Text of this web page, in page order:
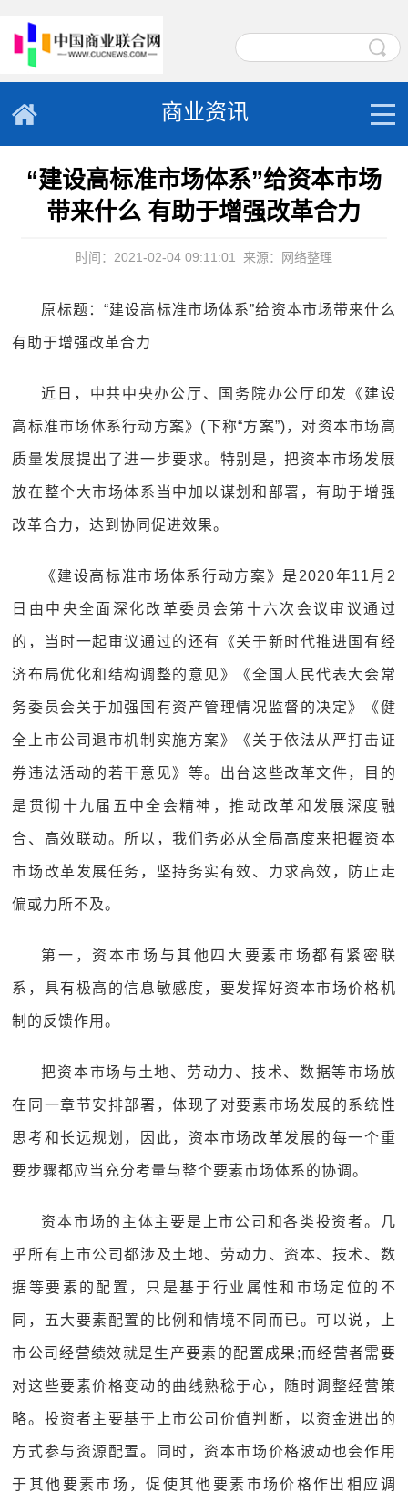
商业资讯
“建设高标准市场体系”给资本市场
带来什么 有助于增强改革合力
时间：2021-02-04 09:11:01 来源：网络整理
原标题：“建设高标准市场体系”给资本市场带来什么
有助于增强改革合力
近日，中共中央办公厅、国务院办公厅印发《建设
高标准市场体系行动方案》(下称“方案”)，对资本市场高
质量发展提出了进一步要求。特别是，把资本市场发展
放在整个大市场体系当中加以谋划和部署，有助于增强
改革合力，达到协同促进效果。
《建设高标准市场体系行动方案》是2020年11月2
日由中央全面深化改革委员会第十六次会议审议通过
的，当时一起审议通过的还有《关于新时代推进国有经
济布局优化和结构调整的意见》《全国人民代表大会常
务委员会关于加强国有资产管理情况监督的决定》《健
全上市公司退市机制实施方案》《关于依法从严打击证
券违法活动的若干意见》等。出台这些改革文件，目的
是贯彻十九届五中全会精神，推动改革和发展深度融
合、高效联动。所以，我们务必从全局高度来把握资本
市场改革发展任务，坚持务实有效、力求高效，防止走
偏或力所不及。
第一，资本市场与其他四大要素市场都有紧密联
系，具有极高的信息敏感度，要发挥好资本市场价格机
制的反馈作用。
把资本市场与土地、劳动力、技术、数据等市场放
在同一章节安排部署，体现了对要素市场发展的系统性
思考和长远规划，因此，资本市场改革发展的每一个重
要步骤都应当充分考量与整个要素市场体系的协调。
资本市场的主体主要是上市公司和各类投资者。几
乎所有上市公司都涉及土地、劳动力、资本、技术、数
据等要素的配置，只是基于行业属性和市场定位的不
同，五大要素配置的比例和情境不同而已。可以说，上
市公司经营绩效就是生产要素的配置成果;而经营者需要
对这些要素价格变动的曲线熟稔于心，随时调整经营策
略。投资者主要基于上市公司价值判断，以资金进出的
方式参与资源配置。同时，资本市场价格波动也会作用
于其他要素市场，促使其他要素市场价格作出相应调